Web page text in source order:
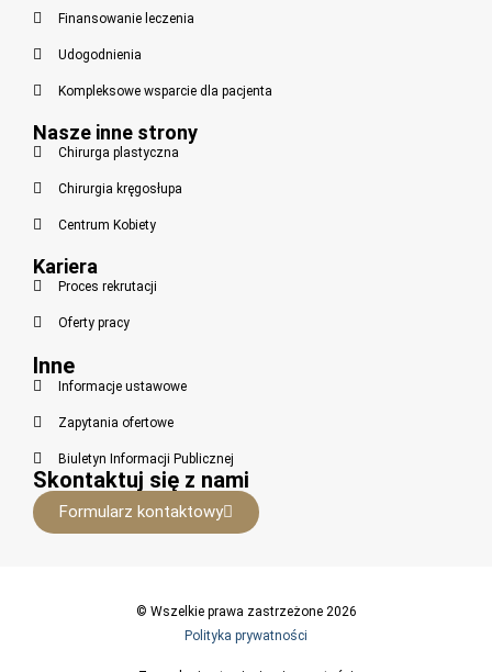
Finansowanie leczenia
Udogodnienia
Kompleksowe wsparcie dla pacjenta
Nasze inne strony
Chirurga plastyczna
Chirurgia kręgosłupa
Centrum Kobiety
Kariera
Proces rekrutacji
Oferty pracy
Inne
Informacje ustawowe
Zapytania ofertowe
Biuletyn Informacji Publicznej
Skontaktuj się z nami
Formularz kontaktowy
© Wszelkie prawa zastrzeżone 2026
Polityka prywatności